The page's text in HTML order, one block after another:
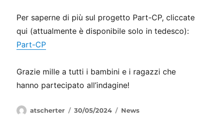
Per saperne di più sul progetto Part-CP, cliccate
qui (attualmente è disponibile solo in tedesco):
Part-CP
Grazie mille a tutti i bambini e i ragazzi che
hanno partecipato all’indagine!
Autore
atscherter
Pubblicato
30/05/2024 Categorie
News